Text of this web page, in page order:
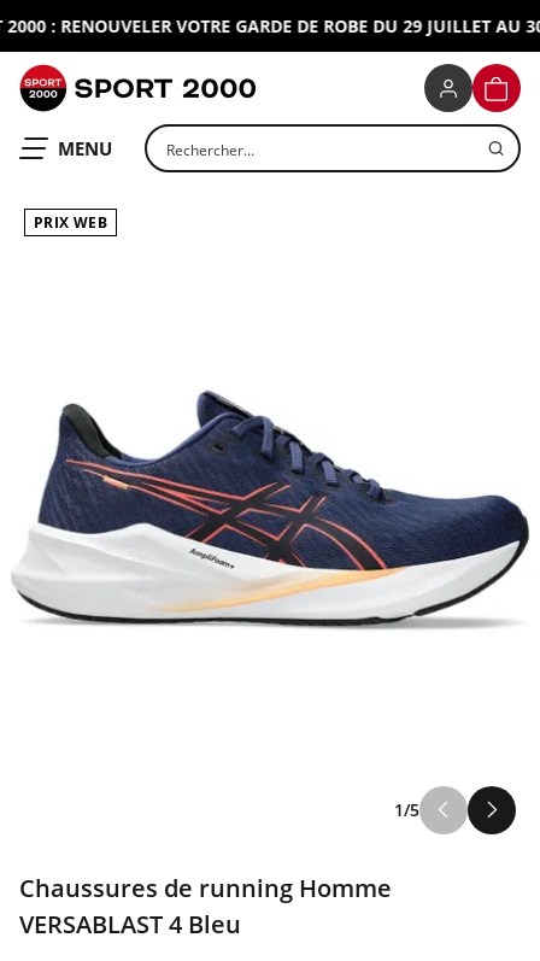
: RENOUVELER VOTRE GARDE DE ROBE DU 29 JUILLET AU
OUVRIR LE
MENU Rechercher un produit
PRIX WEB
1/5
Chaussures de running Homme
VERSABLAST 4 Bleu